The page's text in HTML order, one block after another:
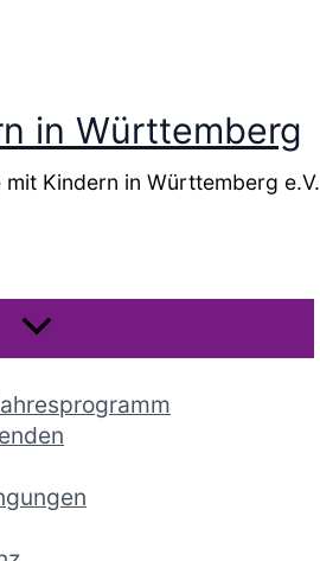
in Württemberg
Kindern in Württemberg e.V.